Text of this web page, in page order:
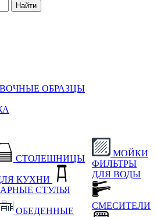
Найти
ОБРАЗЦЫ
СТОЛЕШНИЦЫ
КУХНИ
СТУЛЬЯ
ОБЕДЕННЫЕ
МОЙКИ
ФИЛЬТРЫ
ДЛЯ ВОДЫ
СМЕСИТЕЛИ